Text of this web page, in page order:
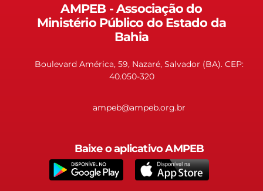
AMPEB - Associação do
Ministério Público do Estado da
Bahia
Boulevard América, 59, Nazaré, Salvador (BA). CEP:
40.050-320
ampeb@ampeb.org.br
Baixe o aplicativo AMPEB